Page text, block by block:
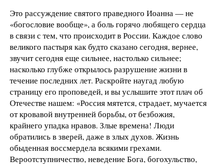
Это рассуждение святого праведного Иоанна — не
«богословие вообще», а боль горячо любящего сердца
в связи с тем, что происходит в России. Каждое слово
великого пастыря как будто сказано сегодня, вернее,
звучит сегодня еще сильнее, настолько сильнее;
насколько глубже открылось разрушение жизни в
течение последних лет. Раскройте наугад любую
страницу его проповедей, и вы услышите этот плач об
Отечестве нашем: «Россия мятется, страдает, мучается
от кровавой внутренней борьбы, от безбожия,
крайнего упадка нравов. Злые времена! Люди
обратились в зверей, даже в злых духов. Жизнь
обыденная воссмердела всякими грехами.
Вероотступничество, неведение Бога, богохульство,